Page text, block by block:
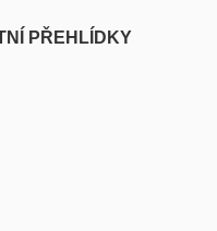
PŘEHLÍDKY